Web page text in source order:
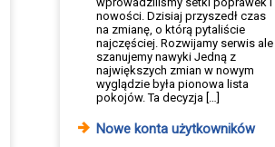
nowości. Dzisiaj przyszedł czas
na zmianę, o którą pytaliście
najczęściej. Rozwijamy serwis ale
szanujemy nawyki Jedną z
największych zmian w nowym
wyglądzie była pionowa lista
pokojów. Ta decyzja […]
Nowe konta użytkowników